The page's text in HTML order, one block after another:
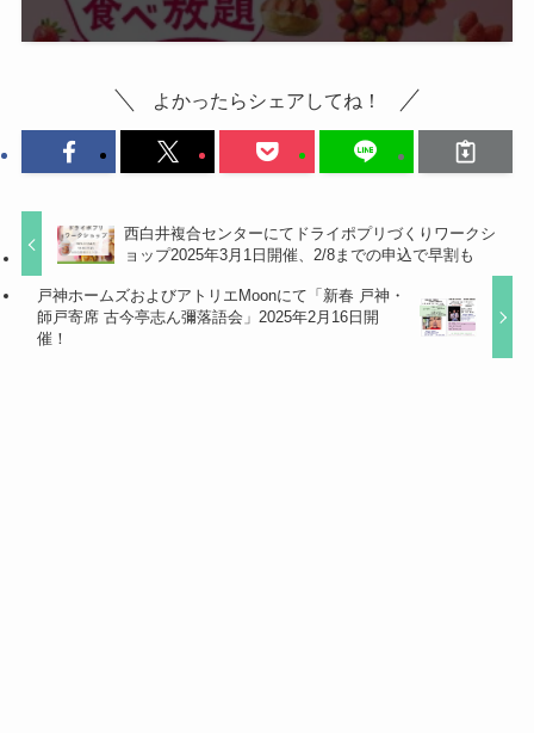
よかったらシェアしてね！
西白井複合センターにてドライポプリづくりワークシ
ョップ2025年3月1日開催、2/8までの申込で早割も
戸神ホームズおよびアトリエMoonにて「新春 戸神・
師戸寄席 古今亭志ん彌落語会」2025年2月16日開
催！